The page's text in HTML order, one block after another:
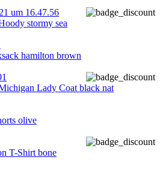
stormy sea
hamilton brown
Lady Coat black nat
olive
T-Shirt bone